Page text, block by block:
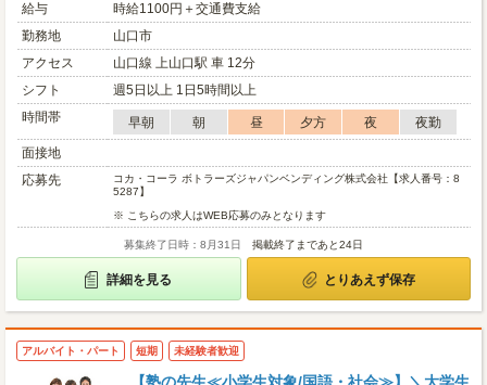
給与
時給1100円＋交通費支給
勤務地
山口市
アクセス
山口線 上山口駅 車 12分
シフト
週5日以上 1日5時間以上
時間帯
早朝 朝 昼 夕方 夜
夜勤
面接地
応募先
コカ・コーラ ボトラーズジャパンベンディング株式会社【求人番号：8
5287】
※ こちらの求人はWEB応募のみとなります
募集終了日時：8月31日 掲載終了まであと24日
詳細を見る とりあえず保存
アルバイト・パート 短期 未経験者歓迎